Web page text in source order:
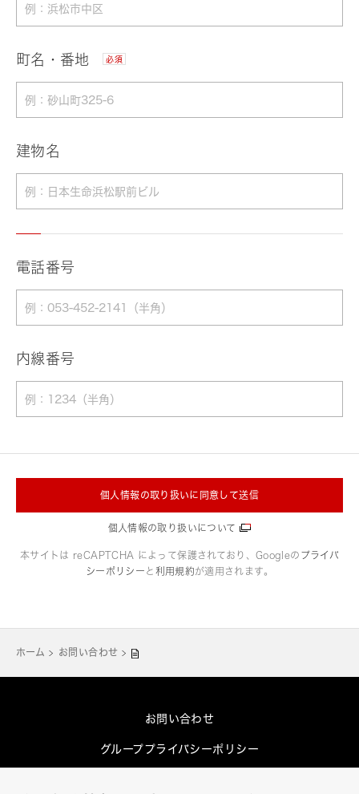
町名・番地 必須
建物名
電話番号
内線番号
個人情報の取り扱いに同意して送信
個人情報の取り扱いについて
本サイトは reCAPTCHA によって保護されており、Googleの プライバ
シーポリシー と 利用規約が適用されます。
ホーム お問い合わせ
お問い合わせ
グループプライバシーポリシー